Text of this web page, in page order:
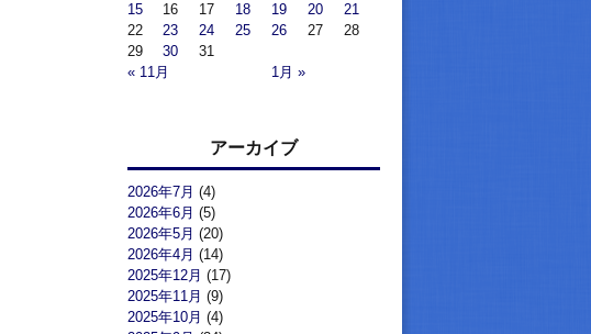
« 11月 1月 »
15
16 17 18 19 20
21
22
23 24 25 26 27
28
29
30 31
アーカイブ
2026年7月 (4)
2026年6月 (5)
2026年5月 (20)
2026年4月 (14)
2025年12月 (17)
2025年11月 (9)
2025年10月 (4)